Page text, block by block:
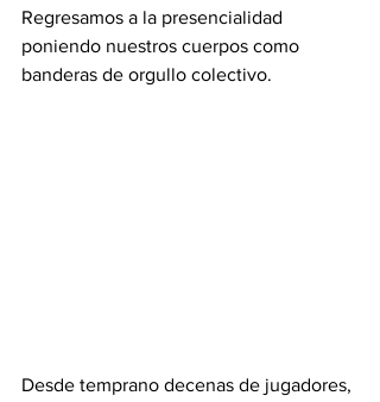
Regresamos a la presencialidad
poniendo nuestros cuerpos como
banderas de orgullo colectivo.
Desde temprano decenas de jugadores,